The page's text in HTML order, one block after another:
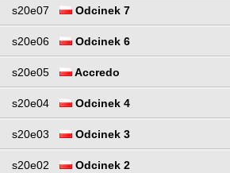
s20e07 Odcinek 7
s20e06 Odcinek 6
s20e05 Accredo
s20e04 Odcinek 4
s20e03 Odcinek 3
s20e02 Odcinek 2